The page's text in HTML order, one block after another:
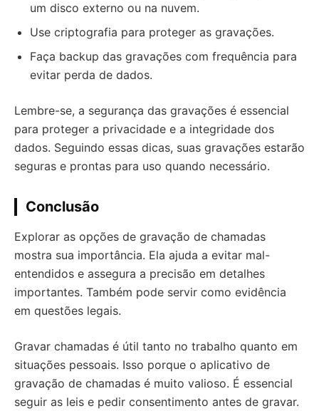
um disco externo ou na nuvem.
Use criptografia para proteger as gravações.
Faça backup das gravações com frequência para
evitar perda de dados.
Lembre-se, a segurança das gravações é essencial
para proteger a privacidade e a integridade dos
dados. Seguindo essas dicas, suas gravações estarão
seguras e prontas para uso quando necessário.
Conclusão
Explorar as opções de gravação de chamadas
mostra sua importância. Ela ajuda a evitar mal-
entendidos e assegura a precisão em detalhes
importantes. Também pode servir como evidência
em questões legais.
Gravar chamadas é útil tanto no trabalho quanto em
situações pessoais. Isso porque o aplicativo de
gravação de chamadas é muito valioso. É essencial
seguir as leis e pedir consentimento antes de gravar.